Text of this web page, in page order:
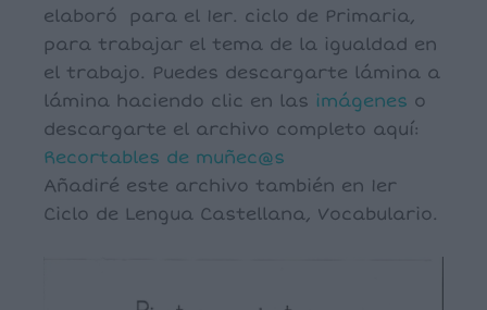
elaboró para el 1er. ciclo de Primaria,
para trabajar el tema de la igualdad en
el trabajo. Puedes descargarte lámina a
lámina haciendo clic en las imágenes o
descargarte el archivo completo aquí:
Recortables de muñec@s
Añadiré este archivo también en 1er
Ciclo de Lengua Castellana, Vocabulario.